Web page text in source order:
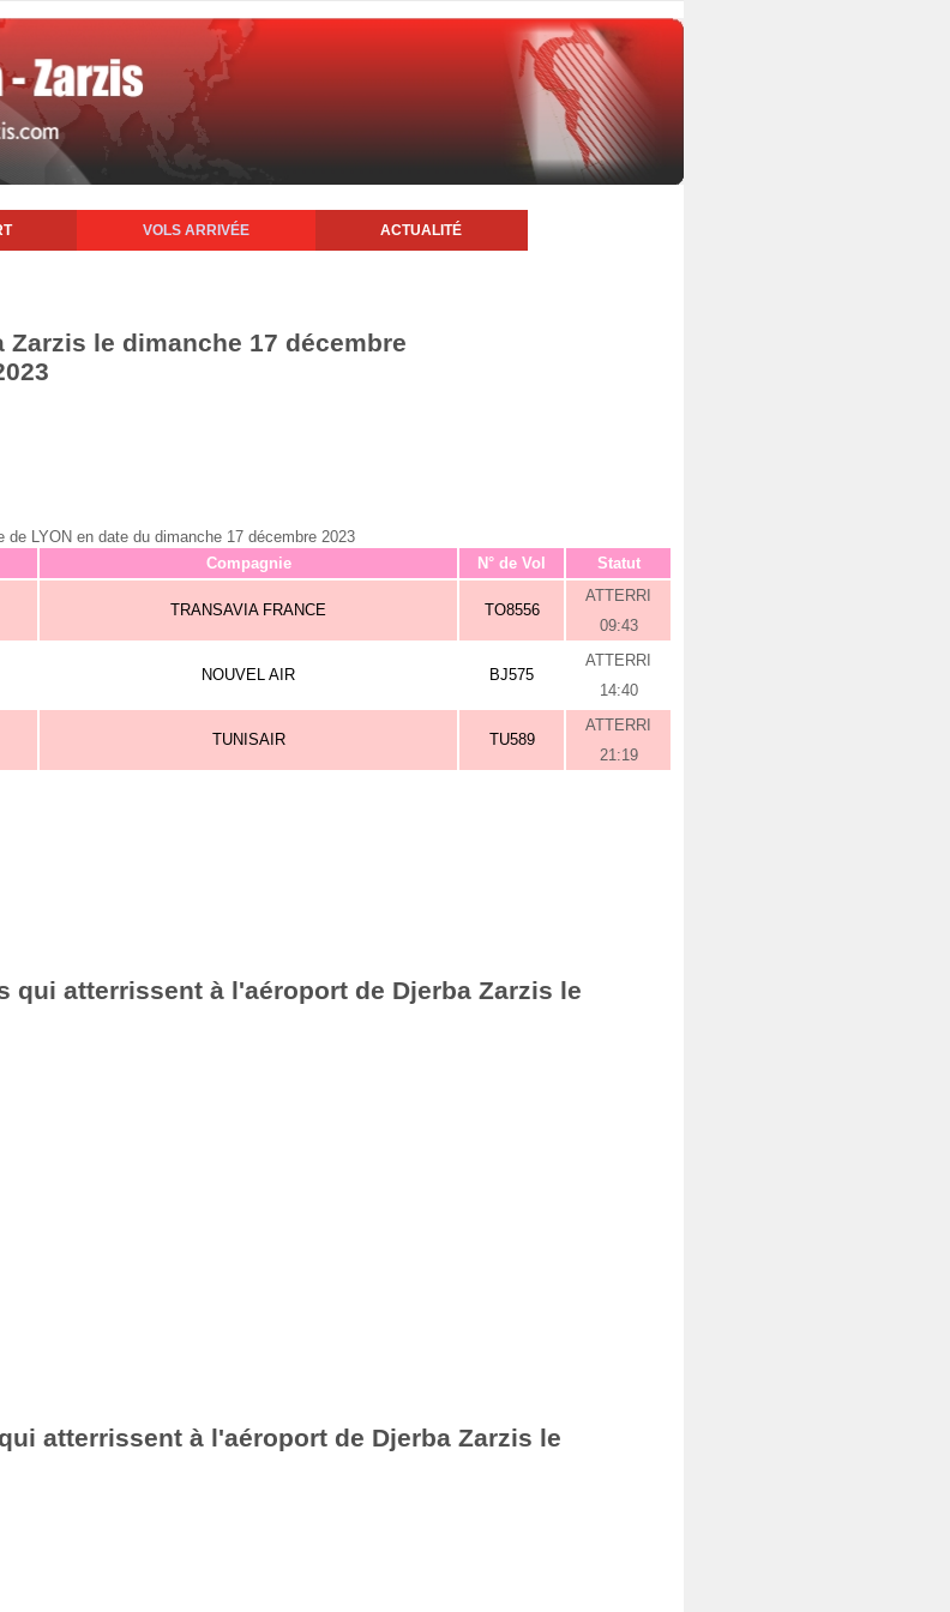
VOLS ARRIVÉE ACTUALITÉ
le dimanche 17 décembre
LYON en date du dimanche 17 décembre 2023
Compagnie N° de Vol Statut
TRANSAVIA FRANCE TO8556
ATTERRI
09:43
NOUVEL AIR BJ575
ATTERRI
14:40
TUNISAIR TU589
ATTERRI
21:19
qui atterrissent à l'aéroport de Djerba Zarzis le
atterrissent à l'aéroport de Djerba Zarzis le